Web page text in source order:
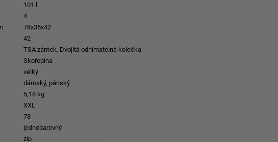
101 l
4
:
78x35x42
42
TSA zámek, Dvojitá odnímatelná kolečka
Skořepina
velký
dámský, pánský
5,18 kg
XXL
78
jednobarevný
zip